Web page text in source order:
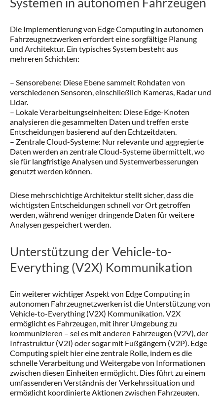
Die Implementierung von Edge Computing in autonomen
Fahrzeugnetzwerken erfordert eine sorgfältige Planung
und Architektur. Ein typisches System besteht aus
mehreren Schichten:
– Sensorebene: Diese Ebene sammelt Rohdaten von
verschiedenen Sensoren, einschließlich Kameras, Radar und
Lidar.
– Lokale Verarbeitungseinheiten: Diese Edge-Knoten
analysieren die gesammelten Daten und treffen erste
Entscheidungen basierend auf den Echtzeitdaten.
– Zentrale Cloud-Systeme: Nur relevante und aggregierte
Daten werden an zentrale Cloud-Systeme übermittelt, wo
sie für langfristige Analysen und Systemverbesserungen
genutzt werden können.
Diese mehrschichtige Architektur stellt sicher, dass die
wichtigsten Entscheidungen schnell vor Ort getroffen
werden, während weniger dringende Daten für weitere
Analysen gespeichert werden.
Unterstützung der Vehicle-to-
Everything (V2X) Kommunikation
Ein weiterer wichtiger Aspekt von Edge Computing in
autonomen Fahrzeugnetzwerken ist die Unterstützung von
Vehicle-to-Everything (V2X) Kommunikation. V2X
ermöglicht es Fahrzeugen, mit ihrer Umgebung zu
kommunizieren – sei es mit anderen Fahrzeugen (V2V), der
Infrastruktur (V2I) oder sogar mit Fußgängern (V2P). Edge
Computing spielt hier eine zentrale Rolle, indem es die
schnelle Verarbeitung und Weitergabe von Informationen
zwischen diesen Einheiten ermöglicht. Dies führt zu einem
umfassenderen Verständnis der Verkehrssituation und
ermöglicht koordinierte Aktionen zwischen Fahrzeugen,